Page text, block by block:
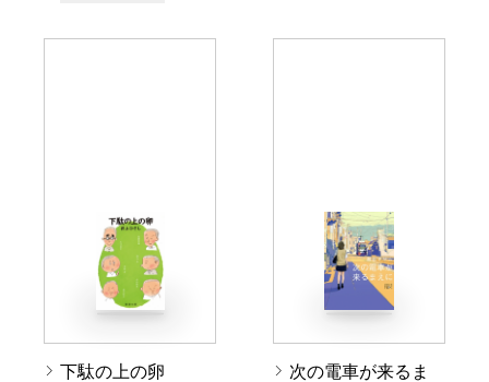
下駄の上の卵
次の電車が来るま